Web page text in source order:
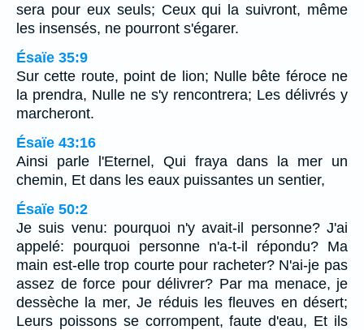
sera pour eux seuls; Ceux qui la suivront, même
les insensés, ne pourront s'égarer.
Ésaïe 35:9
Sur cette route, point de lion; Nulle bête féroce ne
la prendra, Nulle ne s'y rencontrera; Les délivrés y
marcheront.
Ésaïe 43:16
Ainsi parle l'Eternel, Qui fraya dans la mer un
chemin, Et dans les eaux puissantes un sentier,
Ésaïe 50:2
Je suis venu: pourquoi n'y avait-il personne? J'ai
appelé: pourquoi personne n'a-t-il répondu? Ma
main est-elle trop courte pour racheter? N'ai-je pas
assez de force pour délivrer? Par ma menace, je
dessèche la mer, Je réduis les fleuves en désert;
Leurs poissons se corrompent, faute d'eau, Et ils